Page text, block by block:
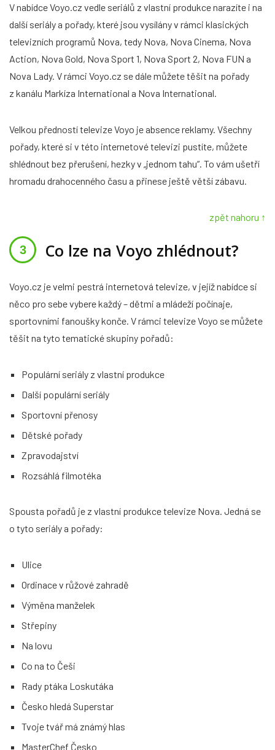
V nabídce Voyo.cz vedle seriálů z vlastní produkce narazíte i na
další seriály a pořady, které jsou vysílány v rámci klasických
televizních programů Nova, tedy Nova, Nova Cinema, Nova
Action, Nova Gold, Nova Sport 1, Nova Sport 2, Nova FUN a
Nova Lady. V rámci Voyo.cz se dále můžete těšit na pořady
z kanálu Markíza International a Nova International.
Velkou předností televize Voyo je absence reklamy. Všechny
pořady, které si v této internetové televizi pustíte, můžete
shlédnout bez přerušení, hezky v „jednom tahu“. To vám ušetří
hromadu drahocenného času a přinese ještě větší zábavu.
zpět nahoru ↑
Co lze na Voyo zhlédnout?
Voyo.cz je velmi pestrá internetová televize, v jejíž nabídce si
něco pro sebe vybere každý – dětmi a mládeží počínaje,
sportovními fanoušky konče. V rámci televize Voyo se můžete
těšit na tyto tematické skupiny pořadů:
Populární seriály z vlastní produkce
Další populární seriály
Sportovní přenosy
Dětské pořady
Zpravodajství
Rozsáhlá filmotéka
Spousta pořadů je z vlastní produkce televize Nova. Jedná se
o tyto seriály a pořady:
Ulice
Ordinace v růžové zahradě
Výměna manželek
Střepiny
Na lovu
Co na to Češi
Rady ptáka Loskutáka
Česko hledá Superstar
Tvoje tvář má známý hlas
MasterChef Česko